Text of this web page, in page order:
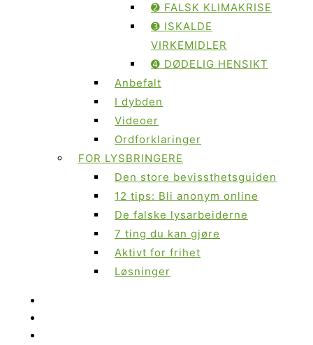
➋ FALSK KLIMAKRISE
➌ ISKALDE
VIRKEMIDLER
➍ DØDELIG HENSIKT
Anbefalt
I dybden
Videoer
Ordforklaringer
FOR LYSBRINGERE
Den store bevissthetsguiden
12 tips: Bli anonym online
De falske lysarbeiderne
7 ting du kan gjøre
Aktivt for frihet
Løsninger